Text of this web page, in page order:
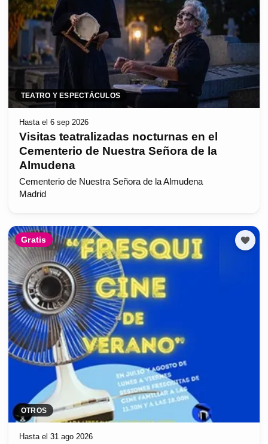
TEATRO Y ESPECTÁCULOS
Hasta el 6 sep 2026
Visitas teatralizadas nocturnas en el
Cementerio de Nuestra Señora de la
Almudena
Cementerio de Nuestra Señora de la Almudena
Madrid
Gratis
OTROS
Hasta el 31 ago 2026